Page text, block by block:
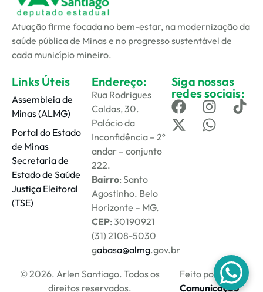
Atuação firme focada no bem-estar, na modernização da
saúde pública de Minas e no progresso sustentável de
cada município mineiro.
Links Úteis
Assembleia de
Minas (ALMG)
Portal do Estado
de Minas
Secretaria de
Estado de Saúde
Justiça Eleitoral
(TSE)
Endereço:
Rua Rodrigues
Caldas, 30.
Palácio da
Inconfidência – 2º
andar – conjunto
222.
Bairro: Santo
Agostinho. Belo
Horizonte – MG.
CEP: 30190921
(31) 2108-5030
gabasa@almg.gov.br
Siga nossas
redes sociais:
© 2026. Arlen Santiago. Todos os
direitos reservados.
Feito por Melt
Comunicação